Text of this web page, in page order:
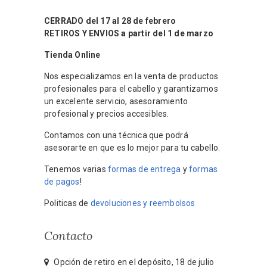
CERRADO del 17 al 28 de febrero
RETIROS Y ENVIOS a partir del 1 de marzo
Tienda Online
Nos especializamos en la venta de productos
profesionales para el cabello y garantizamos
un excelente servicio, asesoramiento
profesional y precios accesibles.
Contamos con una técnica que podrá
asesorarte en que es lo mejor para tu cabello.
Tenemos varias formas de entrega yformas
de pagos!
Politicas de devoluciones y reembolsos
Contacto
Opción de retiro en el depósito, 18 de julio